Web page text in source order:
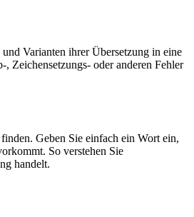
Varianten ihrer Übersetzung in eine
Zeichensetzungs- oder anderen Fehler
Geben Sie einfach ein Wort ein,
So verstehen Sie
handelt.